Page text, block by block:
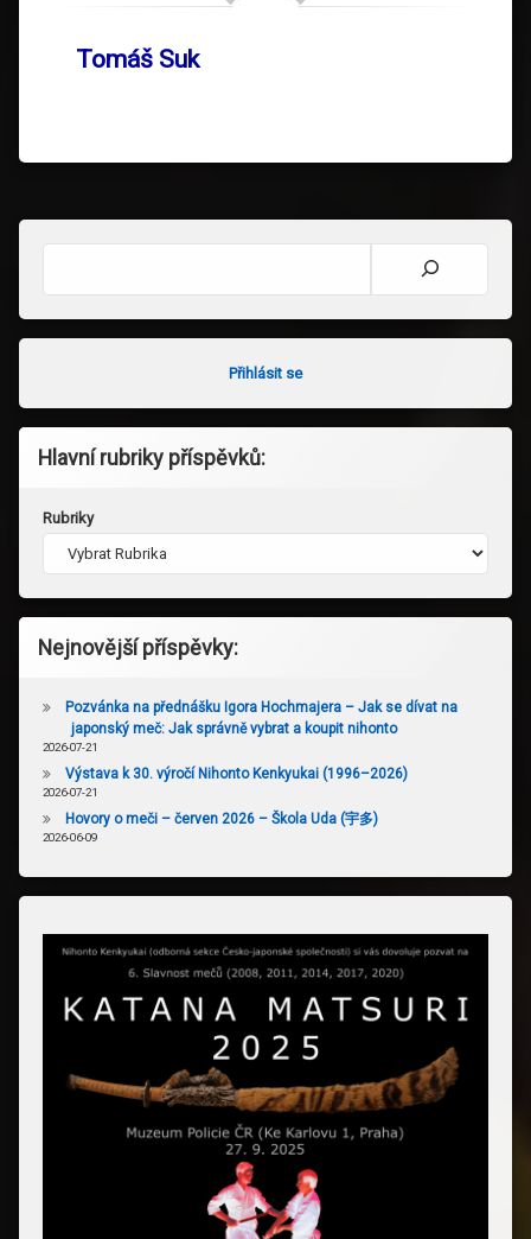
Tomáš Suk
Přihlásit se
Hlavní rubriky příspěvků:
Rubriky
Nejnovější příspěvky:
Pozvánka na přednášku Igora Hochmajera – Jak se dívat na
japonský meč: Jak správně vybrat a koupit nihonto
2026-07-21
Výstava k 30. výročí Nihonto Kenkyukai (1996–2026)
2026-07-21
Hovory o meči – červen 2026 – Škola Uda (宇多)
2026-06-09